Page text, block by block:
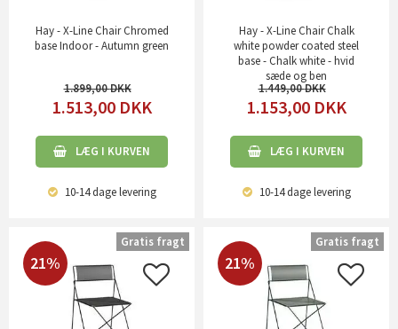
Hay - X-Line Chair Chromed
base Indoor - Autumn green
1.899,00
1.513,00 DKK
LÆG I KURVEN
10-14 dagelevering
Hay - X-Line Chair Chalk
white powder coated steel
base - Chalk white - hvid
sæde og ben
1.449,00
1.153,00 DKK
LÆG I KURVEN
10-14 dagelevering
21%
Gratis fragt
21%
Gratis fragt